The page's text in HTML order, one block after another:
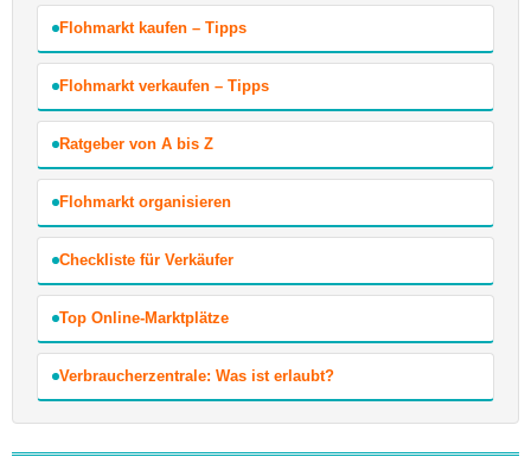
Flohmarkt kaufen – Tipps
Flohmarkt verkaufen – Tipps
Ratgeber von A bis Z
Flohmarkt organisieren
Checkliste für Verkäufer
Top Online-Marktplätze
Verbraucherzentrale: Was ist erlaubt?